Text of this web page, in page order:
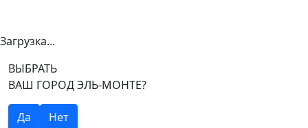
Загрузка...
ВЫБРАТЬ
ВАШ ГОРОД ЭЛЬ-МОНТЕ?
Да
Нет